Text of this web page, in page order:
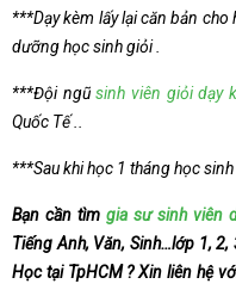
***Dạy kèm lấy lại căn bản
dưỡng học sinh giỏi .
***Đội ngũsinh viên giỏi dạy
Quốc Tế ..
***Sau khi học 1 tháng học sinh
Bạn cần tìm gia sư sinh viên
Tiếng Anh, Văn, Sinh…lớp 1,
Học tại TpHCM ? Xin liên hệ